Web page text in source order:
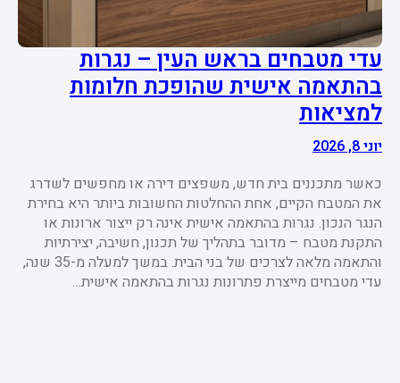
עדי מטבחים בראש העין – נגרות
בהתאמה אישית שהופכת חלומות
למציאות
יוני 8, 2026
כאשר מתכננים בית חדש, משפצים דירה או מחפשים לשדרג
את המטבח הקיים, אחת ההחלטות החשובות ביותר היא בחירת
הנגר הנכון. נגרות בהתאמה אישית אינה רק ייצור ארונות או
התקנת מטבח – מדובר בתהליך של תכנון, חשיבה, יצירתיות
והתאמה מלאה לצרכים של בני הבית. במשך למעלה מ-35 שנה,
עדי מטבחים מייצרת פתרונות נגרות בהתאמה אישית…